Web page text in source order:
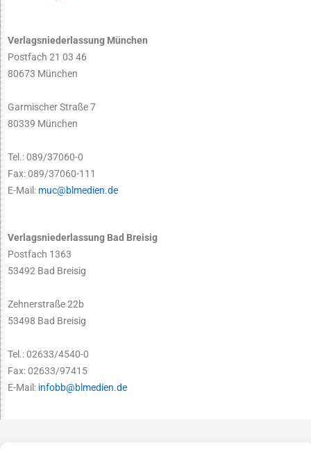
Verlagsniederlassung München
Postfach 21 03 46
80673 München
Garmischer Straße 7
80339 München
Tel.: 089/37060-0
Fax: 089/37060-111
E-Mail: muc@blmedien.de
Verlagsniederlassung Bad Breisig
Postfach 1363
53492 Bad Breisig
Zehnerstraße 22b
53498 Bad Breisig
Tel.: 02633/4540-0
Fax: 02633/97415
E-Mail: infobb@blmedien.de